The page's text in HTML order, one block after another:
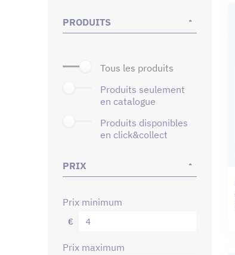
PRODUITS
tous les produits
produits seulement
en catalogue
produits disponibles
en click&collect
PRIX
prix minimum
€
prix maximum